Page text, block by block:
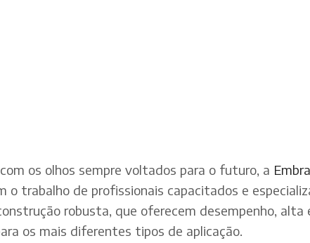
os olhos sempre voltados para o futuro, a
trabalho de profissionais capacitados e
robusta, que oferecem desempenho, alta
os mais diferentes tipos de aplicação.